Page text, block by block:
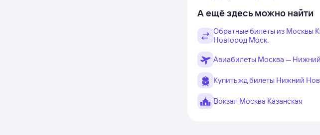
А ещё здесь можно найти
Обратные билеты из Москвы
Новгород Моск.
Авиабилеты Москва —
Купить жд билеты Нижний
Вокзал Москва Казанская